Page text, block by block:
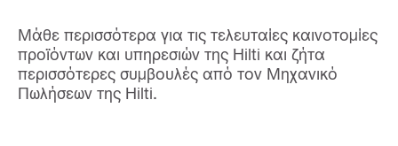
Μάθε περισσότερα για τις τελευταίες καινοτομίες
προϊόντων και υπηρεσιών της Hilti και ζήτα
περισσότερες συμβουλές από τον Μηχανικό
Πωλήσεων της Hilti.